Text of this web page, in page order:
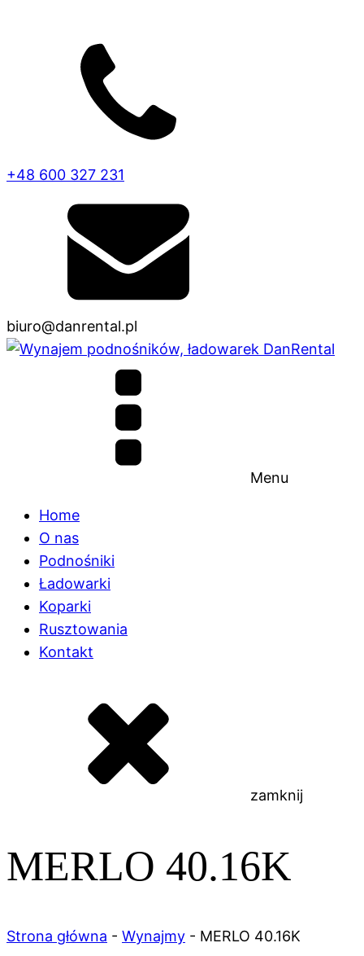
+48 600 327 231
biuro@danrental.pl
Menu
Home
O nas
Podnośniki
Ładowarki
Koparki
Rusztowania
Kontakt
zamknij
MERLO 40.16K
Strona główna - Wynajmy - MERLO 40.16K